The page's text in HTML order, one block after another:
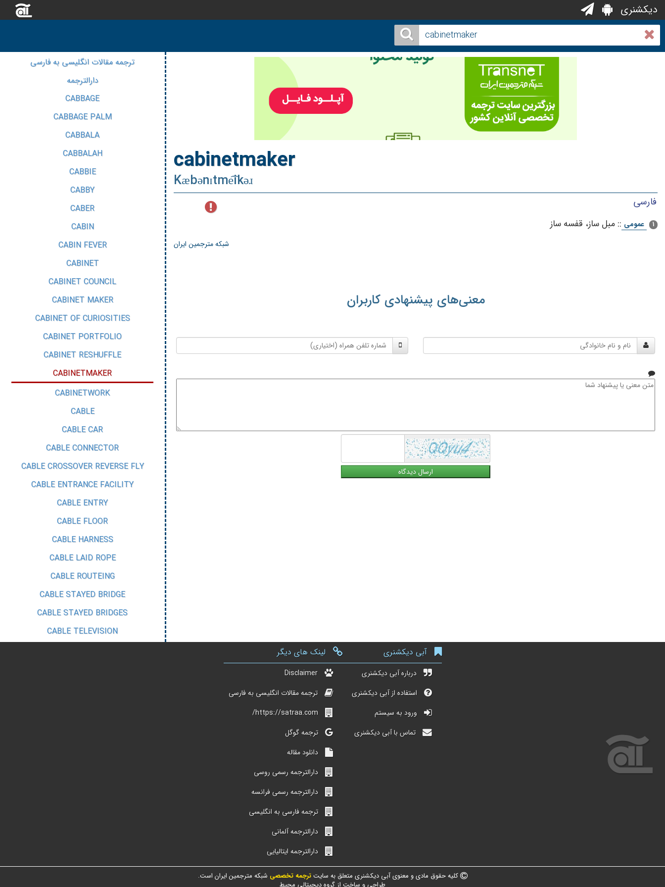
دیکشنری
cabinetmaker
Kæbənɪtme͡ikəɹ
فارسی
1 عمومی :: مبل‌ ساز، قفسه‌ ساز
شبکه مترجمین ایران
معنی‌های پیشنهادی کاربران
و
شماره
تلفن
متن
ترجمه مقالات انگلیسی به فارسی
دارالترجمه
CABBAGE
CABBAGE PALM
CABBALA
CABBALAH
CABBIE
CABBY
CABER
CABIN
CABIN FEVER
CABINET
CABINET COUNCIL
CABINET MAKER
CABINET OF CURIOSITIES
CABINET PORTFOLIO
CABINET RESHUFFLE
CABINETMAKER
CABINETWORK
CABLE
CABLE CAR
CABLE CONNECTOR
CABLE CROSSOVER REVERSE FLY
CABLE ENTRANCE FACILITY
CABLE ENTRY
CABLE FLOOR
CABLE HARNESS
CABLE LAID ROPE
CABLE ROUTEING
CABLE STAYED BRIDGE
CABLE STAYED BRIDGES
CABLE TELEVISION
آبی دیکشنری
درباره آبی دیکشنری
استفاده از آبی دیکشنری
ورود به سیستم
تماس با آبی دیکشنری
لینک های دیگر
Disclaimer
ترجمه مقالات انگلیسی به فارسی
https://satraa.com/
ترجمه گوگل
دانلود مقاله
دارالترجمه رسمی روسی
دارالترجمه رسمی فرانسه
ترجمه فارسی به انگلیسی
دارالترجمه آلمانی
دارالترجمه ایتالیایی
کلیه حقوق مادی و معنوی آبی دیکشنری متعلق به سایتترجمه تخصصی شبکه مترجمین ایران است.
طراحی و ساخت از گروه دیجیتالی محیط